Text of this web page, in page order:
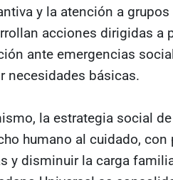
y la atención a
acciones dirigidas a
ante emergencias
necesidades básicas.
la estrategia social
humano al cuidado,
y disminuir la carga